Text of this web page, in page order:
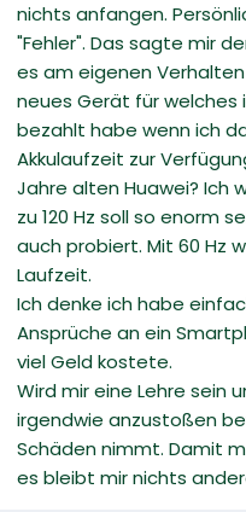
nichts anfangen.
"Fehler". Das sagte mir
es am eigenen
neues Gerät für welches
bezahlt habe wenn ich
Akkulaufzeit zur
Jahre alten Huawei? Ich
zu 120 Hz soll so enorm
auch probiert. Mit 60 Hz
Laufzeit.
Ich denke ich habe
Ansprüche an ein
viel Geld kostete.
Wird mir eine Lehre sein
irgendwie anzustoßen
Schäden nimmt. Damit
es bleibt mir nichts